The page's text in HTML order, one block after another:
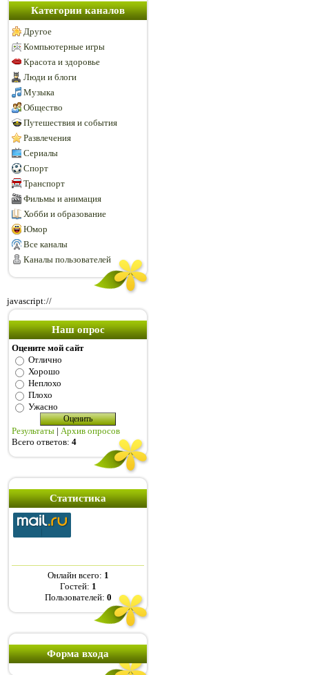
Категории каналов
Другое
Компьютерные игры
Красота и здоровье
Люди и блоги
Музыка
Общество
Путешествия и события
Развлечения
Сериалы
Спорт
Транспорт
Фильмы и анимация
Хобби и образование
Юмор
Все каналы
Каналы пользователей
javascript://
Наш опрос
Оцените мой сайт
Отлично
Хорошо
Неплохо
Плохо
Ужасно
Результаты | Архив опросов
Всего ответов: 4
Статистика
Онлайн всего: 1
Гостей: 1
Пользователей: 0
Форма входа